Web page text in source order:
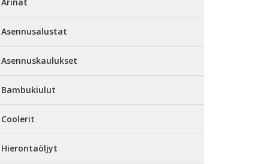
Asennusalustat
Asennuskaulukset
Bambukiulut
Coolerit
Hierontaöljyt